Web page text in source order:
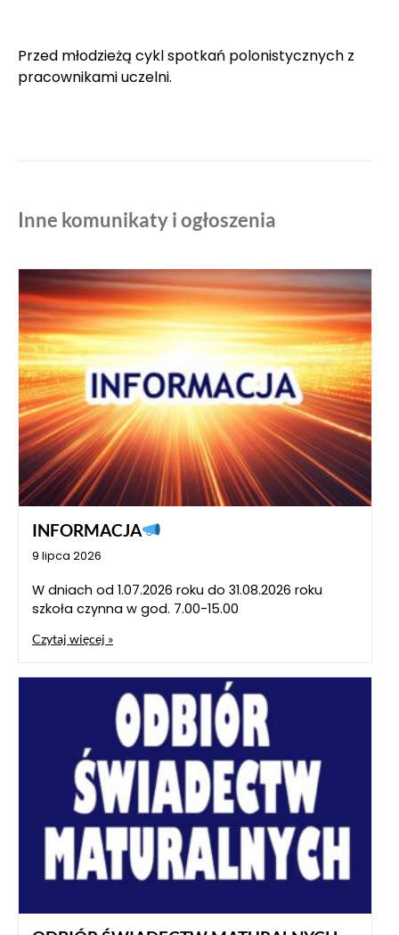
Przed młodzieżą cykl spotkań polonistycznych z
pracownikami uczelni.
Inne komunikaty i ogłoszenia
INFORMACJA
9 lipca 2026
W dniach od 1.07.2026 roku do 31.08.2026 roku
szkoła czynna w god. 7.00-15.00
Czytaj więcej »